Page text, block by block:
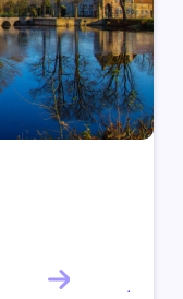
.